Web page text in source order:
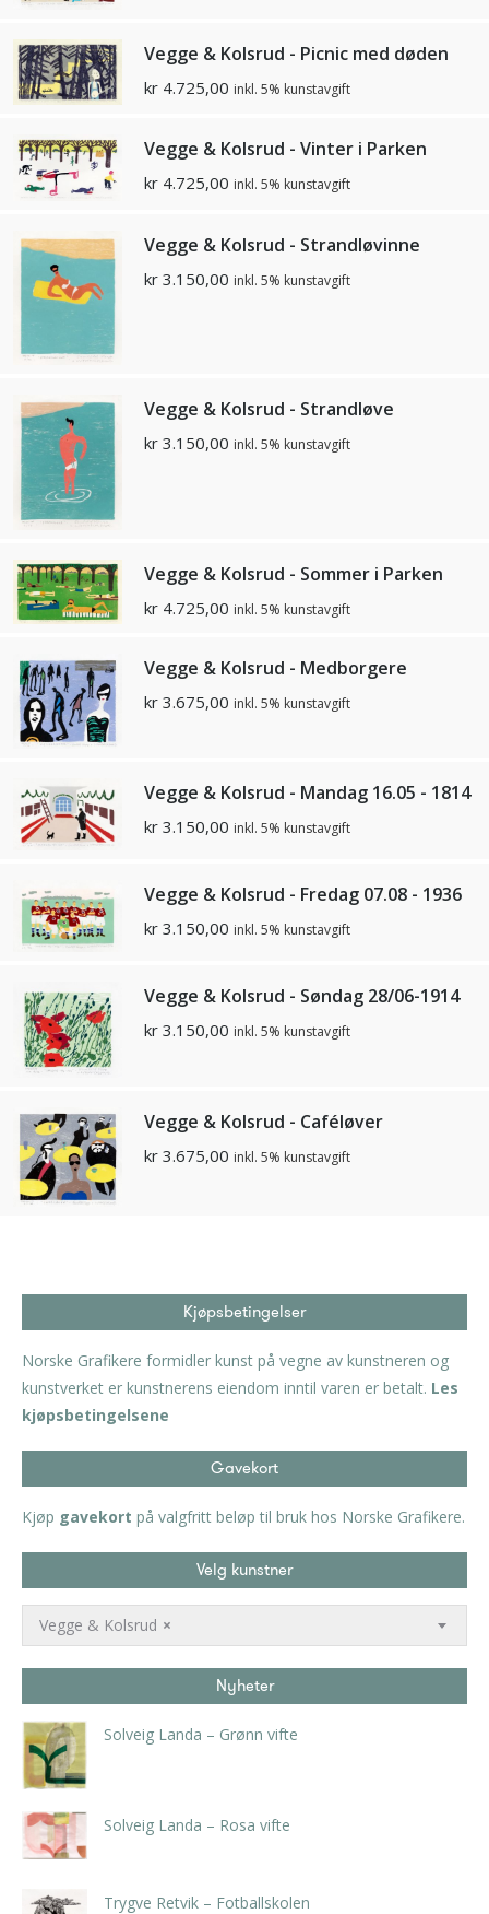
Vegge & Kolsrud - Picnic med døden
kr 4.725,00 inkl. 5% kunstavgift
Vegge & Kolsrud - Vinter i Parken
kr 4.725,00 inkl. 5% kunstavgift
Vegge & Kolsrud - Strandløvinne
kr 3.150,00 inkl. 5% kunstavgift
Vegge & Kolsrud - Strandløve
kr 3.150,00 inkl. 5% kunstavgift
Vegge & Kolsrud - Sommer i Parken
kr 4.725,00 inkl. 5% kunstavgift
Vegge & Kolsrud - Medborgere
kr 3.675,00 inkl. 5% kunstavgift
Vegge & Kolsrud - Mandag 16.05 - 1814
kr 3.150,00 inkl. 5% kunstavgift
Vegge & Kolsrud - Fredag 07.08 - 1936
kr 3.150,00 inkl. 5% kunstavgift
Vegge & Kolsrud - Søndag 28/06-1914
kr 3.150,00 inkl. 5% kunstavgift
Vegge & Kolsrud - Caféløver
kr 3.675,00 inkl. 5% kunstavgift
Kjøpsbetingelser
Norske Grafikere formidler kunst på vegne av kunstneren og
kunstverket er kunstnerens eiendom inntil varen er betalt. Les
kjøpsbetingelsene
Gavekort
Kjøp gavekort på valgfritt beløp til bruk hos Norske Grafikere.
Velg kunstner
×
Vegge & Kolsrud
Nyheter
Solveig Landa – Grønn vifte
Solveig Landa – Rosa vifte
Trygve Retvik – Fotballskolen